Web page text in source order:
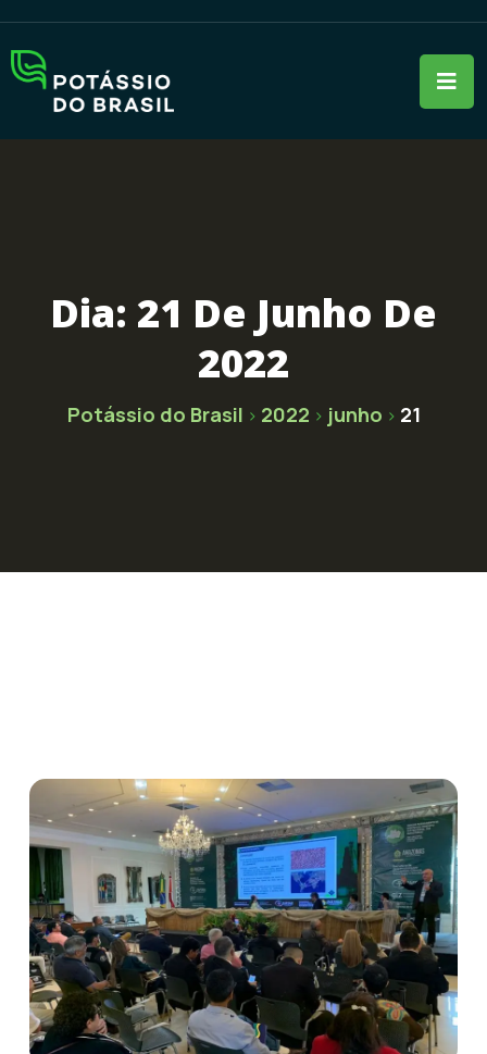
Dia: 21 De Junho De
2022
Potássio do Brasil > 2022 > junho > 21